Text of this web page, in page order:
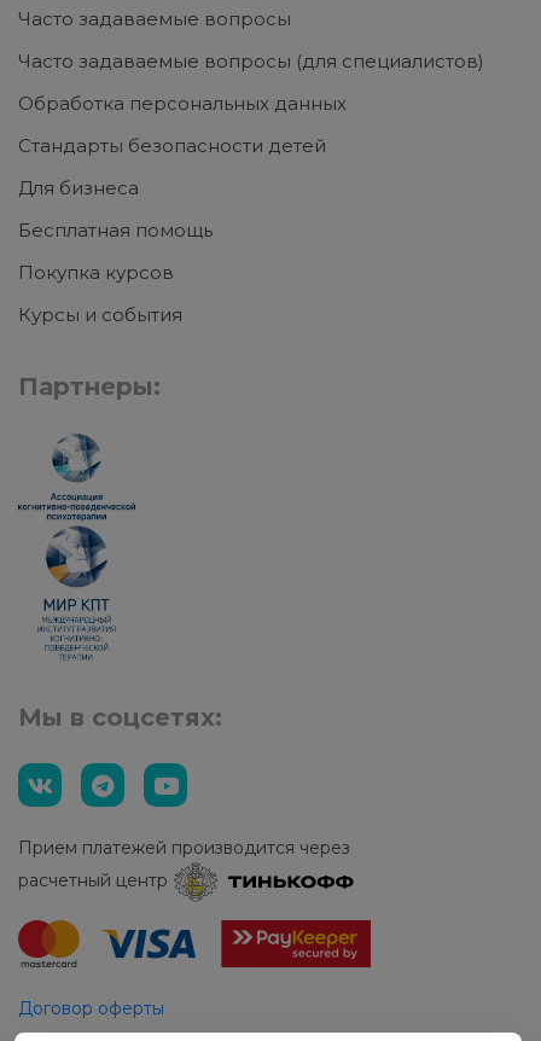
Часто задаваемые вопросы
Часто задаваемые вопросы (для специалистов)
Обработка персональных данных
Стандарты безопасности детей
Для бизнеса
Бесплатная помощь
Покупка курсов
Курсы и события
Партнеры:
Мы в соцсетях:
Прием платежей производится через
расчетный центр
Договор оферты